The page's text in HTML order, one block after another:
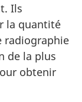
Ils
la quantité
de la plus
obtenir